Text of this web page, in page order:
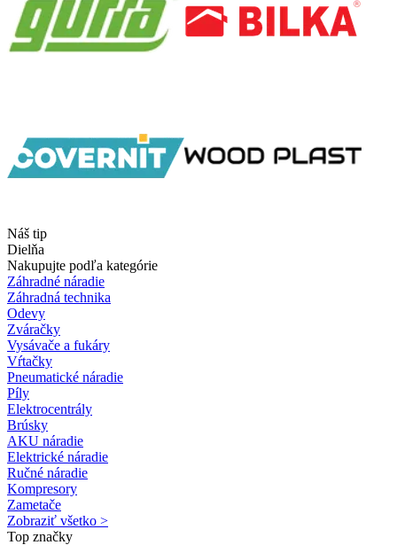
Náš tip
Dielňa
Nakupujte podľa kategórie
Záhradné náradie
Záhradná technika
Odevy
Zváračky
Vysávače a fukáry
Vŕtačky
Pneumatické náradie
Píly
Elektrocentrály
Brúsky
AKU náradie
Elektrické náradie
Ručné náradie
Kompresory
Zametače
Zobraziť všetko >
Top značky